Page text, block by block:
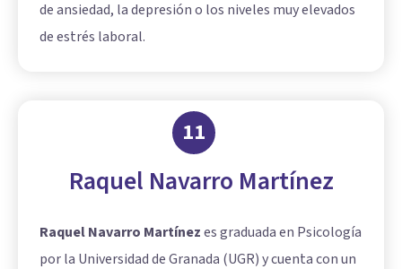
de ansiedad, la depresión o los niveles muy elevados
de estrés laboral.
11
Raquel Navarro Martínez
Raquel Navarro Martínezes graduada en Psicología
por la Universidad de Granada (UGR) y cuenta con un